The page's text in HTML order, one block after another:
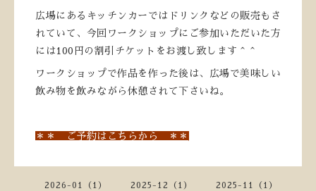
広場にあるキッチンカーではドリンクなどの販売もさ
れていて、今回ワークショップにご参加いただいた方
には100円の割引チケットをお渡し致します＾＾
ワークショップで作品を作った後は、広場で美味しい
飲み物を飲みながら休憩されて下さいね。
＊＊ ご予約はこちらから ＊＊
2026-01（1） 2025-12（1） 2025-11（1）